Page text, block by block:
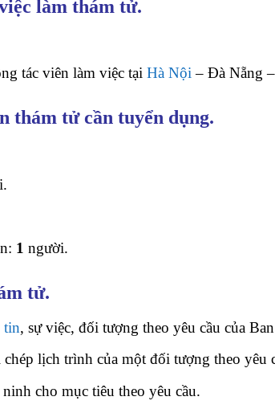
làm thám tử.
tác viên làm việc tại Hà Nội – Đà Nẵng –
thám tử cần tuyển dụng.
1 người.
tử.
tin, sự việc, đối tượng theo yêu cầu của
chép lịch trình của một đối tượng theo yêu
cho mục tiêu theo yêu cầu.